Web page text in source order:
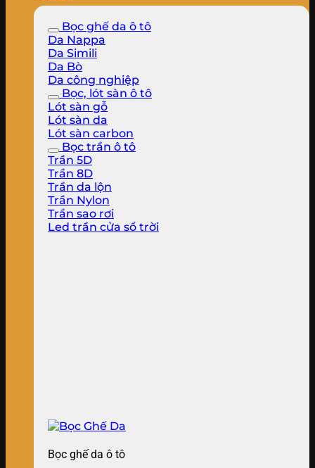
Bọc ghế da ô tô
Da Nappa
Da Simili
Da Bò
Da công nghiệp
Bọc, lót sàn ô tô
Lót sàn gỗ
Lót sàn da
Lót sàn carbon
Bọc trần ô tô
Trần 5D
Trần 8D
Trần da lộn
Trần Nylon
Trần sao rơi
Led trần cửa sổ trời
Bọc ghế da ô tô